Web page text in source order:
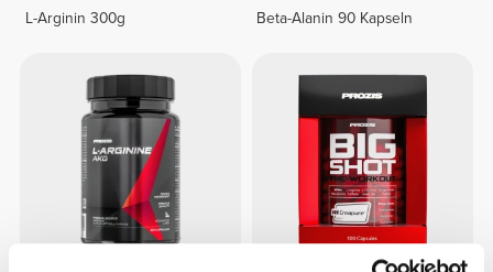
L-Arginin 300g
Beta-Alanin 90 Kapseln